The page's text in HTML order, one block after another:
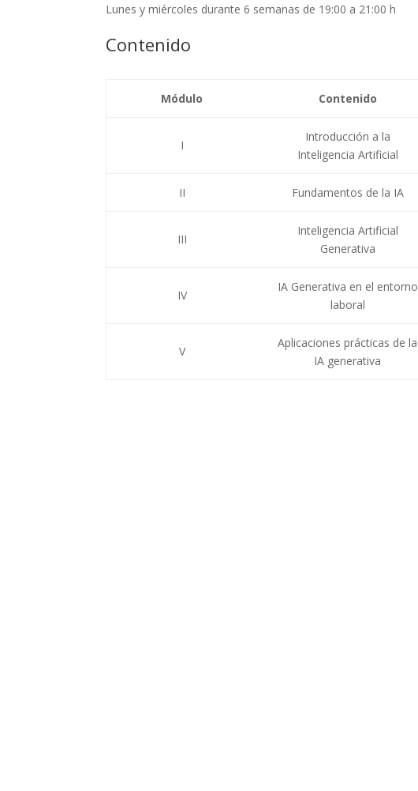
Lunes y miércoles durante 6 semanas de 19:00 a 21:00 h
Contenido
Módulo Contenido
I
Introducción a la
Inteligencia Artificial
II Fundamentos de la IA
III
Inteligencia Artificial
Generativa
IV
IA Generativa en el entorno
laboral
V
Aplicaciones prácticas de la
IA generativa